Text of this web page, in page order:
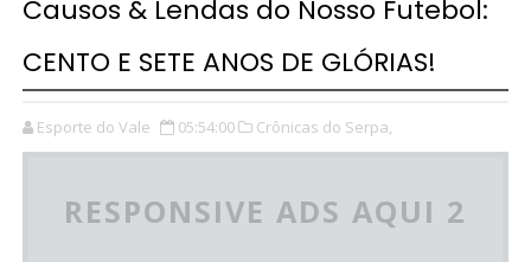
Causos & Lendas do Nosso Futebol:
CENTO E SETE ANOS DE GLÓRIAS!
Esporte do Vale 05:54:00 Crônicas do Serpa,
RESPONSIVE ADS AQUI 2